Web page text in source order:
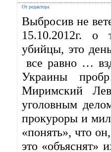
От редактора
Выбросив не
15.10.2012г. о
убийцы, это
все равно …
Украины
Миримский
уголовным
прокуроры и
«понять», что
это «объяснят»